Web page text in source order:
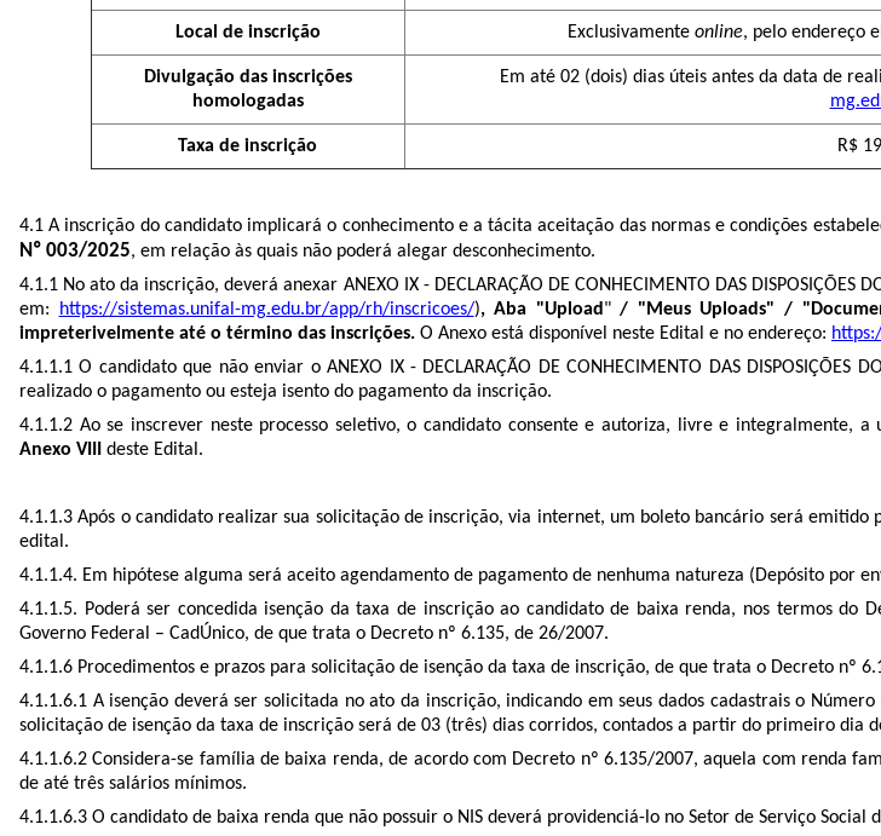
Local de inscrição Exclusivamente online, pelo endereço
Divulgação das inscrições
homologadas
Em até 02 (dois) dias úteis antes da data de
Taxa de inscrição R$
4.1A inscrição do candidato implicará o conhecimento e a tácita aceitação das normas e condições
Nº 003/2025, em relação às quais não poderá alegar desconhecimento.
4.1.1 No ato da inscrição, deverá anexar ANEXO IX - DECLARAÇÃO DE CONHECIMENTO DAS DISPOSIÇÕES
em:
https://sistemas.unifal-mg.edu.br/app/rh/inscricoes/), Aba "Upload "/ "Meus Uploads" /
impreterivelmente até o término das inscrições. O Anexo está disponível neste Edital e no endereço:
4.1.1.1O candidato que não enviar o ANEXO IX - DECLARAÇÃO DE CONHECIMENTO DAS
realizado o pagamento ou esteja isento do pagamento da inscrição.
4.1.1.2 Ao se inscrever neste processo seletivo, o candidato consente e autoriza, livre e integralmente,
Anexo VIII
deste Edital.
4.1.1.3 Após o candidato realizar sua solicitação de inscrição, via internet, um boleto bancário será
edital.
4.1.1.4. Em hipótese alguma será aceito agendamento de pagamento de nenhuma natureza (Depósito por
4.1.1.5. Poderá ser concedida isenção da taxa de inscrição ao candidato de baixa renda, nos termos do
Governo Federal – CadÚnico, de que trata o Decreto nº 6.135, de 26/2007.
4.1.1.6 Procedimentos e prazos para solicitação de isenção da taxa de inscrição, de que trata o Decreto nº
4.1.1.6.1 A isenção deverá ser solicitada no ato da inscrição, indicando em seus dados cadastrais o
solicitação de isenção da taxa de inscrição será de 03 (três) dias corridos, contados a partir do primeiro dia
4.1.1.6.2 Considera-se família de baixa renda, de acordo com Decreto nº 6.135/2007, aquela com renda
de até três salários mínimos.
4.1.1.6.3 O candidato de baixa renda que não possuir o NIS deverá providenciá-lo no Setor de Serviço Social